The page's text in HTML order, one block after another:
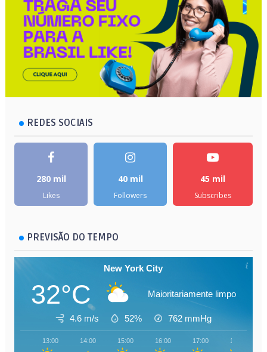
REDES SOCIAIS
280 mil
Likes
40 mil
Followers
45 mil
Subscribes
PREVISÃO DO TEMPO
New York City
32°C Maioritariamente limpo
4.6 m/s 52% 762 mmHg
13:00 14:00 15:00 16:00 17:00 18:00